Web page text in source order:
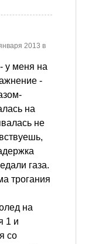
2013 в
у меня на
-
на
не
газа.
трогания
на
1 и
со